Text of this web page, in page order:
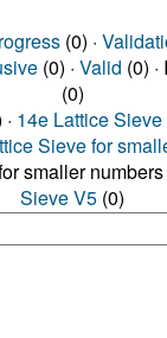
(0) ·
(0) · Valid (0)
(0)
14e Lattice Sieve
Sieve for
smaller numbers
Sieve V5 (0)